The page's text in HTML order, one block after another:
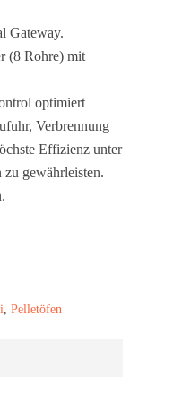
Gateway.
(8 Rohre) mit
optimiert
Verbrennung
Effizienz unter
gewährleisten.
Pelletöfen